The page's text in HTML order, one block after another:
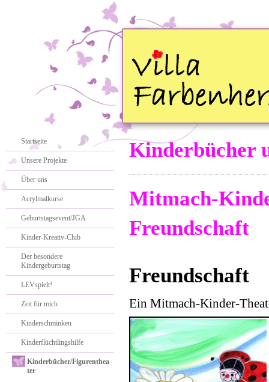
Startseite
Unsere Projekte
Über uns
Acrylmalkurse
Geburtstagsevent/JGA
Kinder-Kreativ-Club
Der besondere
Kindergeburtstag
LEVspielt³
Zeit für mich
Kinderschminken
Kinderflüchtlingshilfe
Kinderbücher/Figurenthea
ter
Kinderbücher
Mitmach-
Freundschaft
Freundschaft
Ein Mitmach-Kinder-